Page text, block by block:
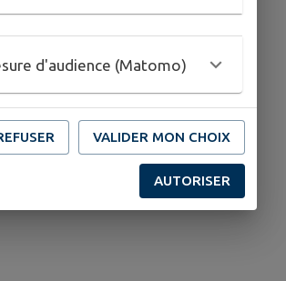
d'audience (Matomo)
VALIDER MON CHOIX
AUTORISER